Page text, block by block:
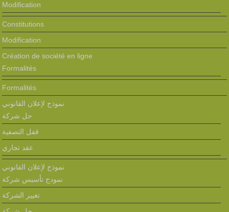
Modification
Constitutions
Modification
Création de société en ligne
Formalités
Formalités
نموذج لإعلان القانوني
حل شركة
قفل التصفية
عقد تجاري
نموذج لإعلان القانوني
نمودج تأسيس شركة
تغيير الشركة